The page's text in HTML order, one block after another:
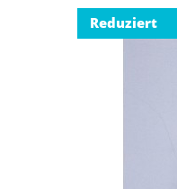
Reduziert